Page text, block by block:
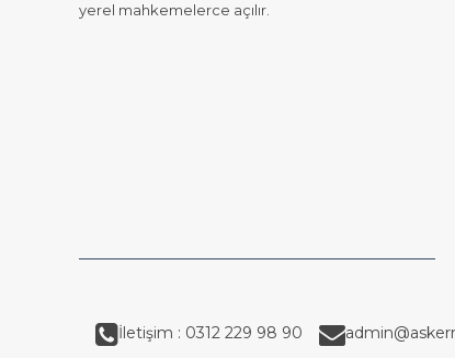
yerel mahkemelerce açılır.
İletişim : 0312 229 98 90